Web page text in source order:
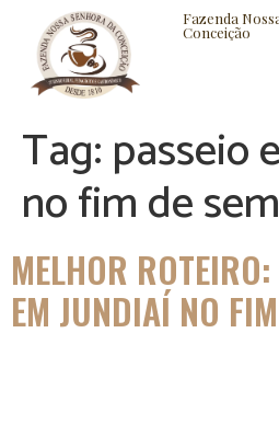
Fazenda
Conceição
BLOG CONTATO
Tag:passeio
no fim de
MELHOR
EM JUNDIAÍ NO